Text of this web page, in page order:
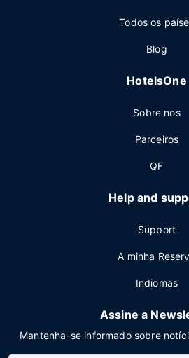
Todos os
Blog
HotelsOne
Sobre nos
Parceiros
QF
Help and
Support
A minha
Indiomas
Assine a
Mantenha-se informado sobre